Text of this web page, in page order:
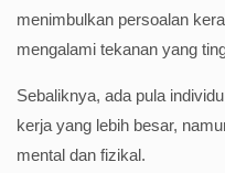
menimbulkan persoalan
mengalami tekanan yang
Sebaliknya, ada pula
kerja yang lebih besar,
mental dan fizikal.